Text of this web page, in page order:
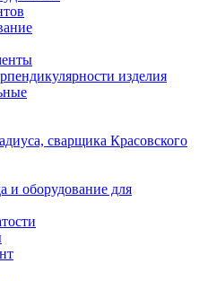
изделия
сварщика Красовского
и оборудование для